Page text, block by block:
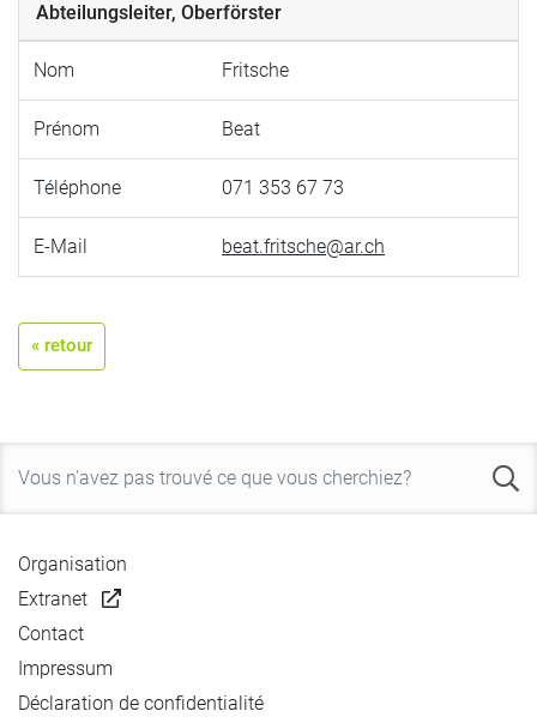
Abteilungsleiter, Oberförster
Nom Fritsche
Prénom Beat
Téléphone 071 353 67 73
E-Mail beat.fritsche@ar.ch
« retour
Organisation
Extranet
Contact
Impressum
Déclaration de confidentialité